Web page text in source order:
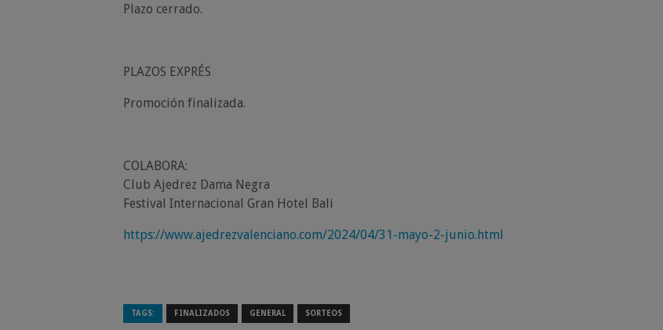
Plazo cerrado.
PLAZOS EXPRÉS
Promoción finalizada.
COLABORA:
Club Ajedrez Dama Negra
Festival Internacional Gran Hotel Bali
https://www.ajedrezvalenciano.com/2024/04/31-mayo-2-junio.html
TAGS: FINALIZADOS GENERAL SORTEOS